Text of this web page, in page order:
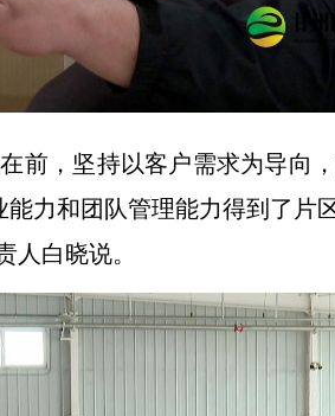
前，坚持以客户需求为导向
力和团队管理能力得到了片
白晓说。